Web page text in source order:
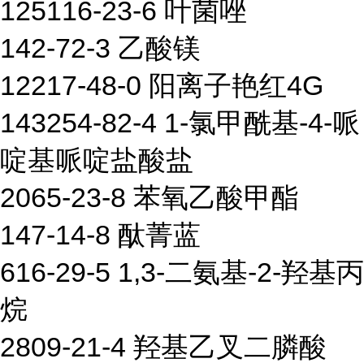
125116-23-6 叶菌唑
142-72-3 乙酸镁
12217-48-0 阳离子艳红4G
143254-82-4 1-氯甲酰基-4-哌
啶基哌啶盐酸盐
2065-23-8 苯氧乙酸甲酯
147-14-8 酞菁蓝
616-29-5 1,3-二氨基-2-羟基丙
烷
2809-21-4 羟基乙叉二膦酸